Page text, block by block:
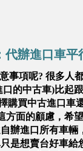
代辦進口車平
事項呢? 很多人
的中古車)比起
購買中古進口車
方面的顧慮，希
辦進口所有車輛
是想賣台好車給